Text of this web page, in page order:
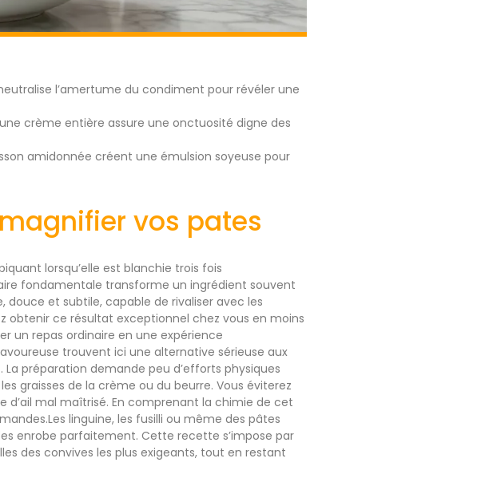
l’amertume du condiment pour révéler une
crème entière assure une onctuosité digne des
amidonnée créent une émulsion soyeuse pour
vos pates
lorsqu’elle est blanchie trois fois
fondamentale transforme un ingrédient souvent
et subtile, capable de rivaliser avec les
obtenir ce résultat exceptionnel chez vous en moins
un repas ordinaire en une expérience
trouvent ici une alternative sérieuse aux
préparation demande peu d’efforts physiques
graisses de la crème ou du beurre. Vous éviterez
d’ail mal maîtrisé. En comprenant la chimie de cet
linguine, les fusilli ou même des pâtes
enrobe parfaitement. Cette recette s’impose par
des convives les plus exigeants, tout en restant